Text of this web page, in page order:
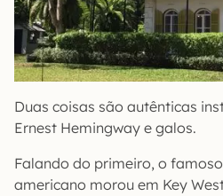
Duas coisas são autênticas
Ernest Hemingway e galos.
Falando do primeiro, o
americano morou em Key